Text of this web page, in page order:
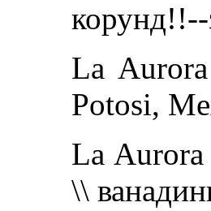
La
Potosi,
La
\\